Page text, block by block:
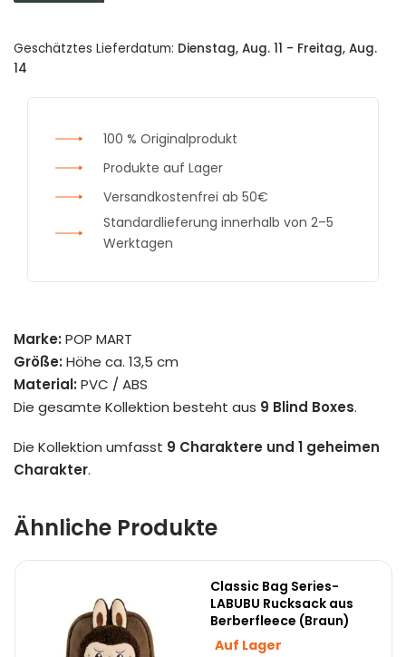
Geschätztes Lieferdatum: Dienstag, Aug. 11 - Freitag, Aug.
14
100 % Originalprodukt
Produkte auf Lager
Versandkostenfrei ab 50€
Standardlieferung innerhalb von 2–5
Werktagen
Marke: POP MART
Größe: Höhe ca. 13,5 cm
Material: PVC / ABS
Die gesamte Kollektion besteht aus 9 Blind Boxes.
Die Kollektion umfasst 9 Charaktere und 1 geheimen
Charakter.
Ähnliche Produkte
Classic Bag Series-
LABUBU Rucksack aus
Berberfleece (Braun)
Auf Lager